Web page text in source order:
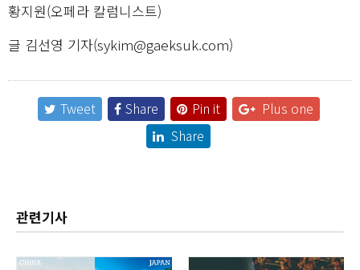
황지원(오페라 칼럼니스트)
글 김선영 기자(sykim@gaeksuk.com)
Tweet Share Pin it
Plus one
Share
관련기사